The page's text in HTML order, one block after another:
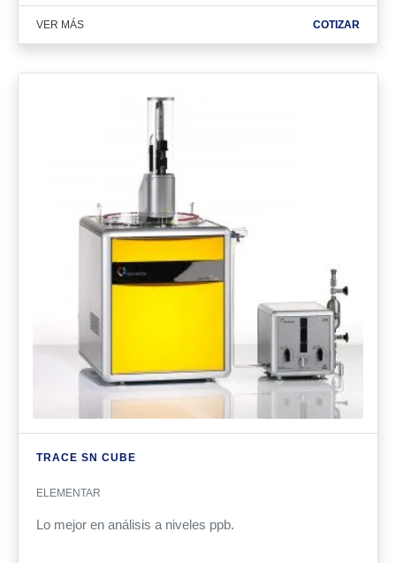
VER MÁS COTIZAR
TRACE SN CUBE
ELEMENTAR
Lo mejor en análisis a niveles ppb.